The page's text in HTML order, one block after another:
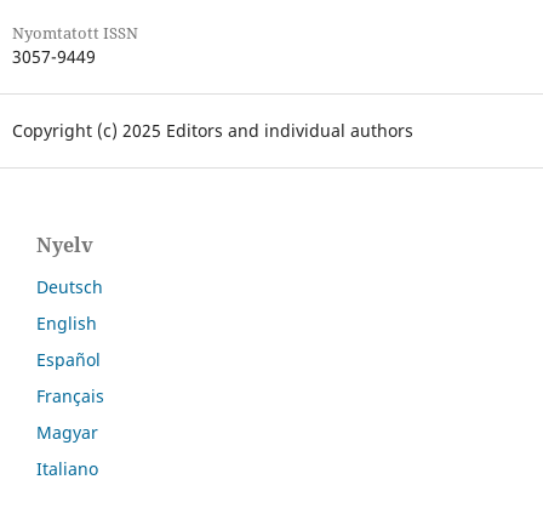
Nyomtatott ISSN
3057-9449
Copyright (c) 2025 Editors and individual authors
Nyelv
Deutsch
English
Español
Français
Magyar
Italiano